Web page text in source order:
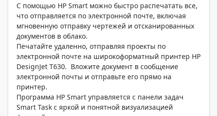
С помощью HP Smart можно быстро распечатать все,
что отправляется по электронной почте, включая
мгновенную отправку чертежей и отсканированных
документов в облако.
Печатайте удаленно, отправляя проекты по
электронной почте на широкоформатный принтер HP
DesignJet T630. Вложите документ в сообщение
электронной почты и отправьте его прямо на
принтер.
Программа HP Smart управляется с панели задач
Smart Task с яркой и понятной визуализацией